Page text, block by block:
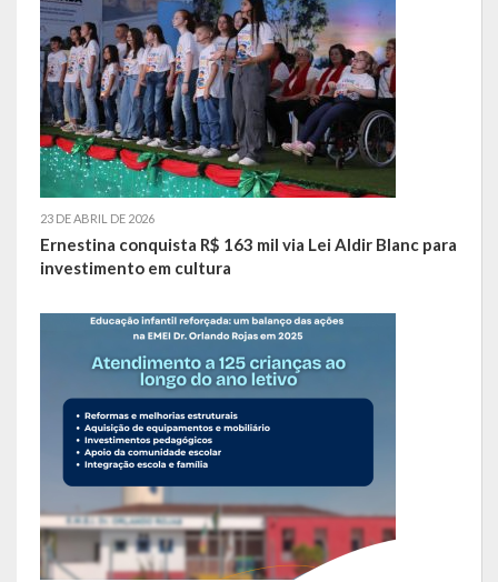
23 DE ABRIL DE 2026
Ernestina conquista R$ 163 mil via Lei Aldir Blanc para
investimento em cultura